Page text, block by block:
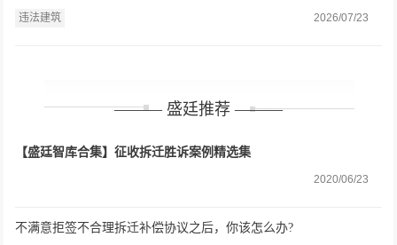
的利害关系
违法建筑 2026/07/23
——— 盛廷推荐 ———
【盛廷智库合集】征收拆迁胜诉案例精选集
2020/06/23
不满意拒签不合理拆迁补偿协议之后，你该怎么办?